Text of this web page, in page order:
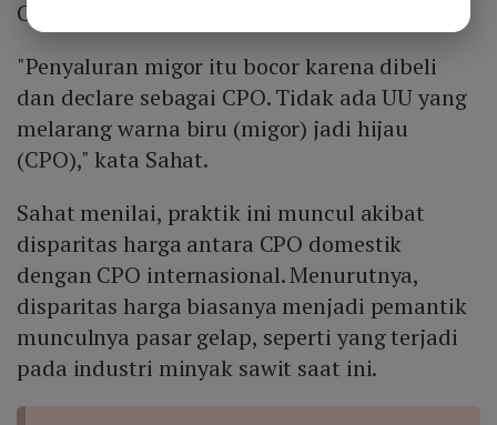
CPO maupun stearin.
"Penyaluran migor itu bocor karena dibeli
dan declare sebagai CPO. Tidak ada UU yang
melarang warna biru (migor) jadi hijau
(CPO)," kata Sahat.
Sahat menilai, praktik ini muncul akibat
disparitas harga antara CPO domestik
dengan CPO internasional. Menurutnya,
disparitas harga biasanya menjadi pemantik
munculnya pasar gelap, seperti yang terjadi
pada industri minyak sawit saat ini.